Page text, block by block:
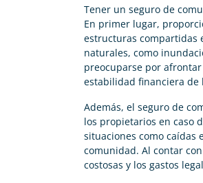
Tener un seguro de
En primer lugar,
estructuras compartidas
naturales, como
preocuparse por
estabilidad financiera de
Además, el seguro de
los propietarios en caso
situaciones como caídas
comunidad. Al contar
costosas y los gastos